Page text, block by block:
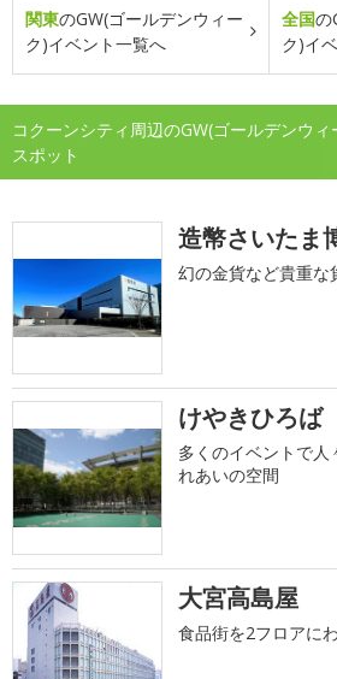
関東のGW(ゴールデンウィー
ク)イベント一覧へ
全国の
ク)イ
コクーンシティ周辺のGW(ゴールデンウ
スポット
造幣さいたま
幻の金貨など貴重な
けやきひろば
多くのイベントで人
れあいの空間
大宮高島屋
食品街を2フロアに